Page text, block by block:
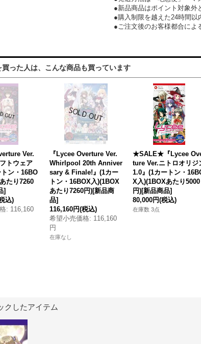
●新品商品はポイント対象外
●購入制限を越えた24時間以
●ご注文後のお客様都合によ
買った人は、こんな商品も買っています
Ver.
トウェア
ン・16BO
たり7260
]
込)
: 116,160
『Lycee Overture Ver.
Whirlpool 20th Anniver
sary & Finale!』(1カー
トン・16BOX入)(1BOX
あたり7260円)[新品商
品]
116,160円(税込)
希望小売価格: 116,160
円
在庫なし
★SALE★『Lycee
ture Ver.ニトロオリジ
1.0』(1カートン・
X入)(1BOXあたり5000
円)[新品商品]
80,000円(税込)
在庫数 3点
クしたアイテム